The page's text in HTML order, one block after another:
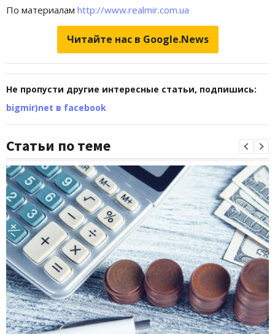
По материалам http://www.realmir.com.ua
Читайте нас в Google.News
Не пропусти другие интересные статьи, подпишись:
bigmir)net в facebook
Статьи по теме